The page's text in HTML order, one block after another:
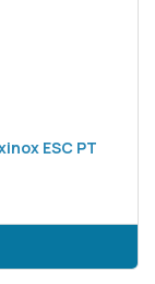
ESC PT